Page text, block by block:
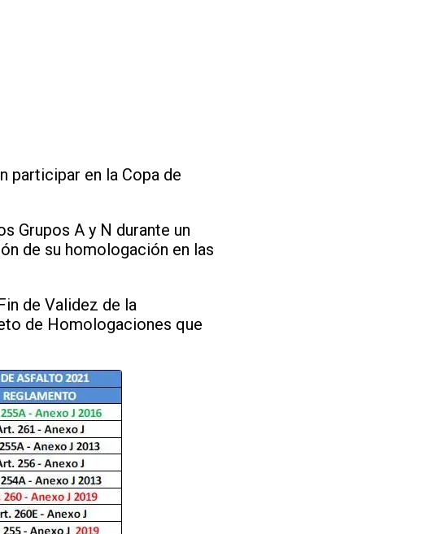
participar en la Copa de
Grupos A y N durante un
de su homologación en las
de Validez de la
de Homologaciones que